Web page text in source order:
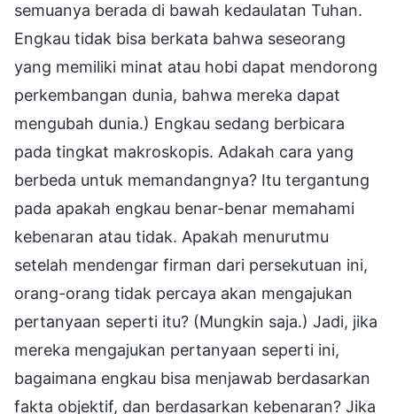
semuanya berada di bawah kedaulatan Tuhan.
Engkau tidak bisa berkata bahwa seseorang
yang memiliki minat atau hobi dapat mendorong
perkembangan dunia, bahwa mereka dapat
mengubah dunia.) Engkau sedang berbicara
pada tingkat makroskopis. Adakah cara yang
berbeda untuk memandangnya? Itu tergantung
pada apakah engkau benar-benar memahami
kebenaran atau tidak. Apakah menurutmu
setelah mendengar firman dari persekutuan ini,
orang-orang tidak percaya akan mengajukan
pertanyaan seperti itu? (Mungkin saja.) Jadi, jika
mereka mengajukan pertanyaan seperti ini,
bagaimana engkau bisa menjawab berdasarkan
fakta objektif, dan berdasarkan kebenaran? Jika